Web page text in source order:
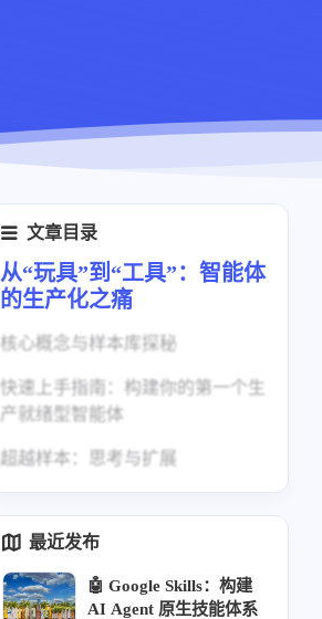
文章目录
从“玩具”到“工具”：智能体
的生产化之痛
核心概念与样本库探秘
示例一：复杂编排与工作流引擎
踪
快速上手指南：构建你的第一个生
产就绪型智能体
超越样本：思考与扩展
最近发布
🤖 Google Skills：构建
AI Agent 原生技能体系